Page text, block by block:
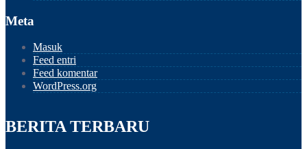
Meta
Masuk
Feed entri
Feed komentar
WordPress.org
BERITA TERBARU